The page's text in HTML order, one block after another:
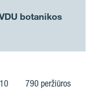
botanikos
790 peržiūros